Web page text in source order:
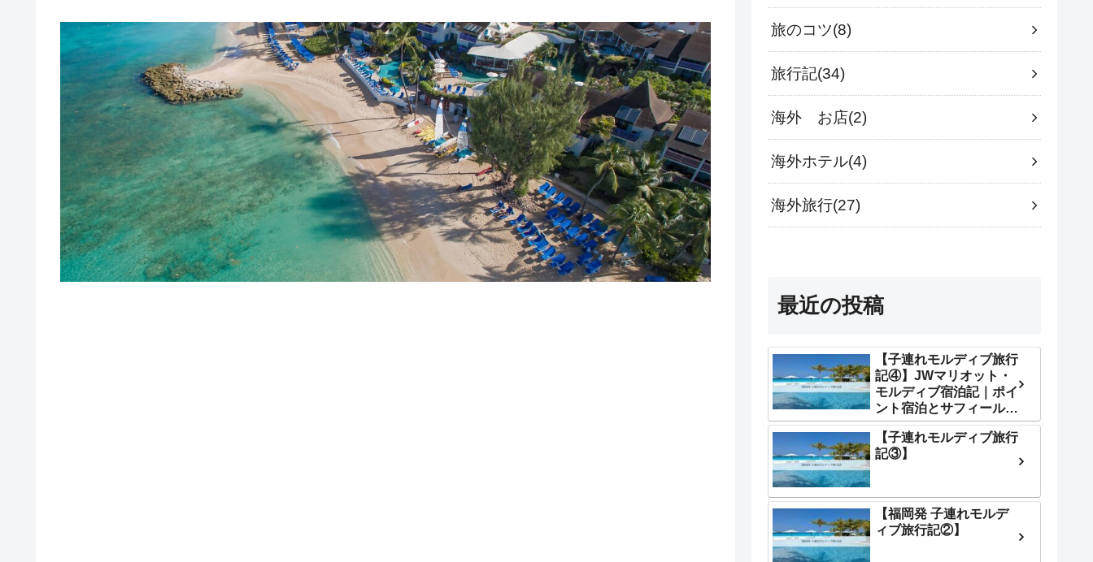
旅のコツ 8
旅行記 34
海外 お店 2
海外ホテル 4
海外旅行 27
最近の投稿
【子連れモルディブ旅行
記④】JWマリオット・
モルディブ宿泊記｜ポイ
ント宿泊とサフィール体
験が最高すぎた
【子連れモルディブ旅行
記③】
【福岡発 子連れモルデ
ィブ旅行記②】